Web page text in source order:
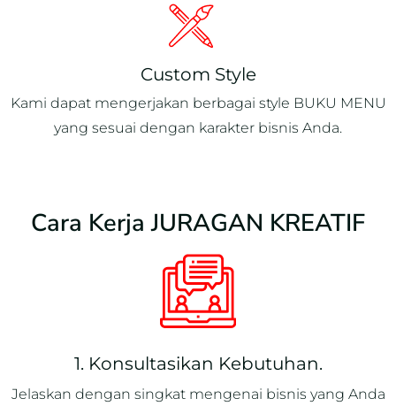
Custom Style
Kami dapat mengerjakan berbagai style BUKU MENU
yang sesuai dengan karakter bisnis Anda.
Cara Kerja JURAGAN KREATIF
1. Konsultasikan Kebutuhan.
Jelaskan dengan singkat mengenai bisnis yang Anda